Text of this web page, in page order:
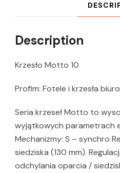
Description
Krzesło Motto 10
Profim: Fotele i krzesła
Seria krzeseł Motto to
wyjątkowych parametrach
Mechanizmy: S – synchro
siedziska (130 mm).
odchylania oparcia /